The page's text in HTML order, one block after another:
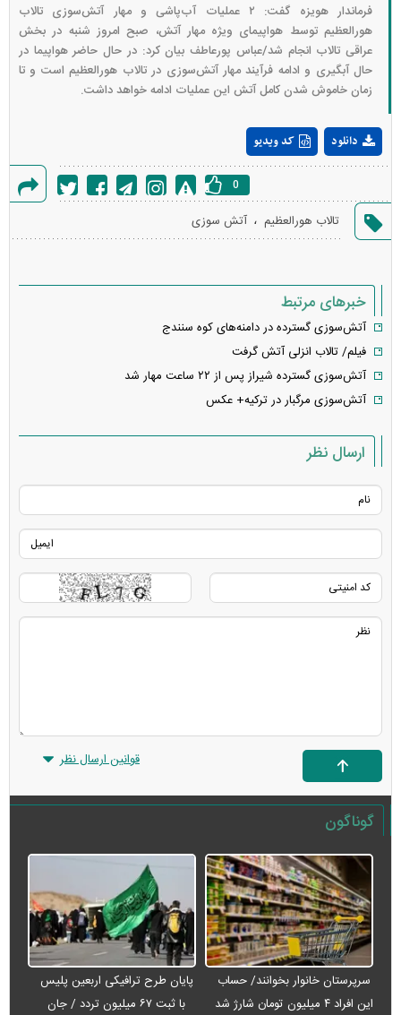
فرماندار هویزه گفت: ۲ عملیات آب‌پاشی و مهار آتش‌سوزی تالاب
هورالعظیم توسط هواپیمای ویژه مهار آتش، صبح امروز شنبه در بخش
عراقی تالاب انجام شد/عباس پورعاطف بیان کرد: در حال حاضر هواپیما در
حال آبگیری و ادامه فرآیند مهار آتش‌سوزی در تالاب هورالعظیم است و تا
زمان خاموش شدن کامل آتش این عملیات ادامه خواهد داشت.
Play
Video
کد ویدیو دانلود
خطا
0
تالاب هورالعظیم ، آتش سوزی
خبرهای مرتبط
آتش‌سوزی گسترده در دامنه‌های کوه سنندج
فیلم/ تالاب انزلی آتش گرفت
آتش‌سوزی گسترده شیراز پس از ۲۲ ساعت مهار شد
آتش‌سوزی مرگبار در ترکیه+ عکس
ارسال نظر
قوانین ارسال نظر
گوناگون
سرپرستان خانوار بخوانند/ حساب
این افراد ۴ میلیون تومان شارژ شد
پایان طرح ترافیکی اربعین پلیس
با ثبت ۶۷ میلیون تردد / جان